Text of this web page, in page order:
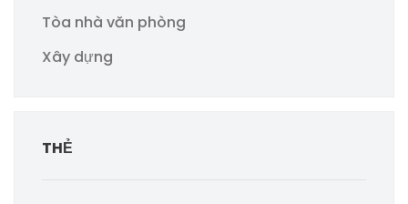
Tòa nhà văn phòng
Xây dựng
THẺ